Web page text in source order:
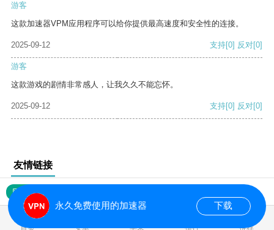
游客
这款加速器VPM应用程序可以给你提供最高速度和安全性的连接。
2025-09-12 支持[0] 反对[0]
游客
这款游戏的剧情非常感人，让我久久不能忘怀。
2025-09-12 支持[0] 反对[0]
友情链接
网站地图
首页 安卓 苹果 排行 推荐
永久免费使用的加速器 下载
0.017749s